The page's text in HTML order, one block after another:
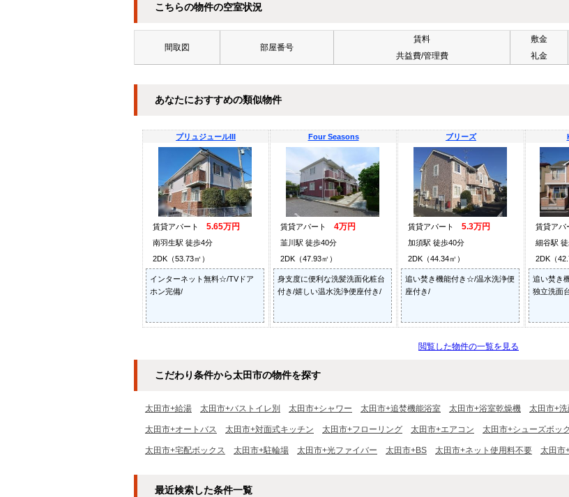
こちらの物件の空室状況
間取図 部屋番号
賃料
共益費/管理費
敷金
礼金
あなたにおすすめの類似物件
プリュジュールIII
賃貸アパート 5.65万円
南羽生駅 徒歩4分
2DK（53.73㎡）
インターネット無料☆/TVドア
ホン完備/
Four Seasons
賃貸アパート 4万円
韮川駅 徒歩40分
2DK（47.93㎡）
身支度に便利な洗髪洗面化粧台
付き/嬉しい温水洗浄便座付き/
ブリーズ
賃貸アパート 5.3万円
加須駅 徒歩40分
2DK（44.34㎡）
追い焚き機能付き☆/温水洗浄便
座付き/
賃貸ア
細谷駅
2DK（
追い焚き
独立洗面
閲覧した物件の一覧を見る
こだわり条件から太田市の物件を探す
太田市+給湯 太田市+バストイレ別 太田市+シャワー 太田市+追焚機能浴室 太田市+浴室乾燥機 太田市+
太田市+オートバス 太田市+対面式キッチン 太田市+フローリング 太田市+エアコン 太田市+シューズボッ
太田市+宅配ボックス 太田市+駐輪場 太田市+光ファイバー 太田市+BS 太田市+ネット使用料不要 太田市
最近検索した条件一覧